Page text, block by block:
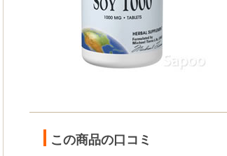
この商品の口コミ